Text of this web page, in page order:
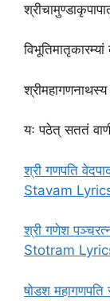
यः पठेत् सततं
श्री गणपति
Stavam
श्री गणेश
Stotram
षोडश